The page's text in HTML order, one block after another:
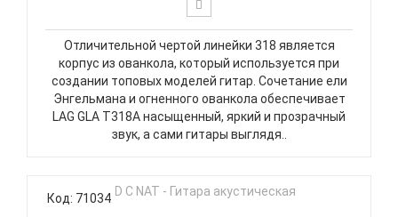
Отличительной чертой линейки 318 является
корпус из ованкола, который используется при
создании топовых моделей гитар. Сочетание ели
Энгельмана и огненного ованкола обеспечивает
LAG GLA T318A насыщенный, яркий и прозрачный
звук, а сами гитары выглядя..
Код: 71034